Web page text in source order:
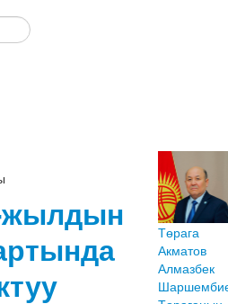
жылдын
Төрага
Акматов
Алмазбек